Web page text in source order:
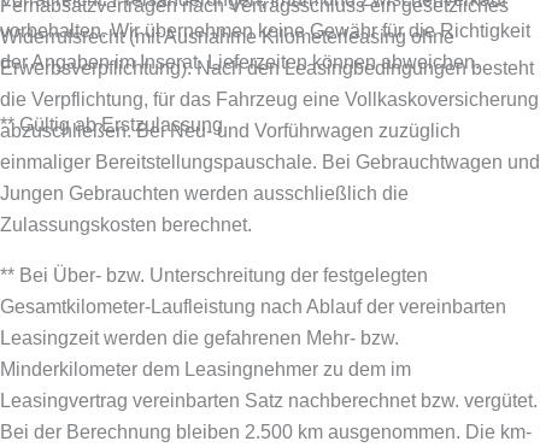
vorbehalten. Wir übernehmen keine Gewähr für die Richtigkeit
der Angaben im Inserat. Lieferzeiten können abweichen.
** Gültig ab Erstzulassung
Fernabsatzverträgen nach Vertragsschluss ein gesetzliches
Widerrufsrecht (mit Ausnahme Kilometerleasing ohne
Erwerbsverpflichtung). Nach den Leasingbedingungen besteht
die Verpflichtung, für das Fahrzeug eine Vollkaskoversicherung
abzuschließen.Bei Neu- und Vorführwagen zuzüglich
einmaliger Bereitstellungspauschale. Bei Gebrauchtwagen und
Jungen Gebrauchten werden ausschließlich die
Zulassungskosten berechnet.
** Bei Über- bzw. Unterschreitung der festgelegten
Gesamtkilometer-Laufleistung nach Ablauf der vereinbarten
Leasingzeit werden die gefahrenen Mehr- bzw.
Minderkilometer dem Leasingnehmer zu dem im
Leasingvertrag vereinbarten Satz nachberechnet bzw. vergütet.
Bei der Berechnung bleiben 2.500 km ausgenommen. Die km-